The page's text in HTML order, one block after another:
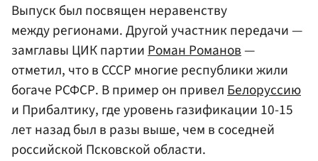
Выпуск был посвящен неравенству
между регионами. Другой участник передачи —
замглавы ЦИК партииРоман Романов—
отметил, что в СССР многие республики жили
богаче РСФСР. В пример он привелБелоруссию
и Прибалтику, где уровень газификации 10-15
лет назад был в разы выше, чем в соседней
российской Псковской области.